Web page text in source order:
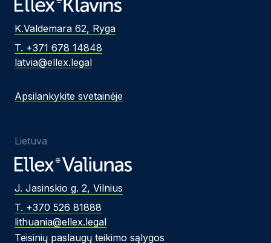
K.Valdemara 62, Ryga
T. +371 678 14848
latvia@ellex.legal
Apsilankykite svetainėje
Lietuva
J. Jasinskio g. 2, Vilnius
T. +370 526 81888
lithuania@ellex.legal
Teisinių paslaugų teikimo sąlygos